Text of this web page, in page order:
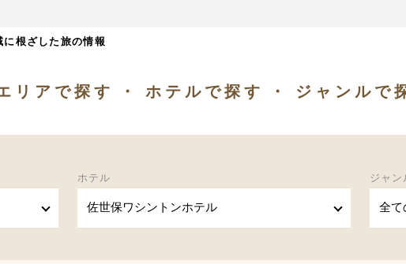
に根ざした旅の情報
リアで探す ホテルで探す ジャンルで
ホテル
佐世保ワシントンホテル
ジャン
全て